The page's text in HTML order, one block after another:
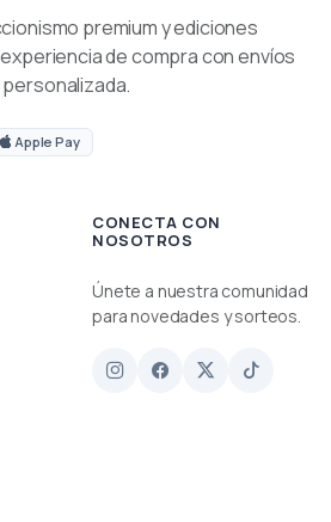
premium y ediciones
de compra con envíos
Apple Pay
CONECTA CON
NOSOTROS
Únete a nuestra comunidad
para novedades y sorteos.